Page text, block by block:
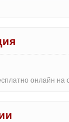
онлайн на